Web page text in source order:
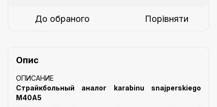
До обраного Порівняти
Опис
ОПИСАНИЕ
Страйкбольный аналог karabinu snajperskiego
M40A5